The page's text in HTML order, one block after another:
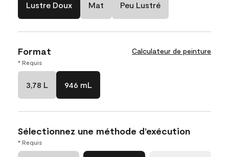
Lustre Doux Mat Peu Lustré
Format Calculateur de peinture
* Requis
3,78 L 946 mL
Sélectionnez une méthode d’exécution
* Requis